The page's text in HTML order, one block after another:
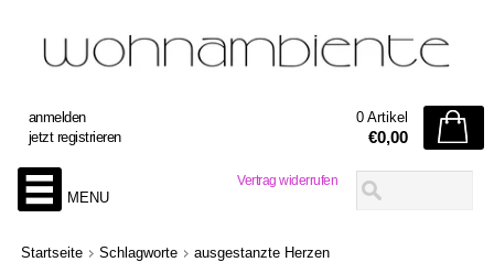
Vertrag widerrufen
anmelden
jetzt registrieren
0 Artikel
€0,00
MENU
Startseite Schlagworte ausgestanzte Herzen